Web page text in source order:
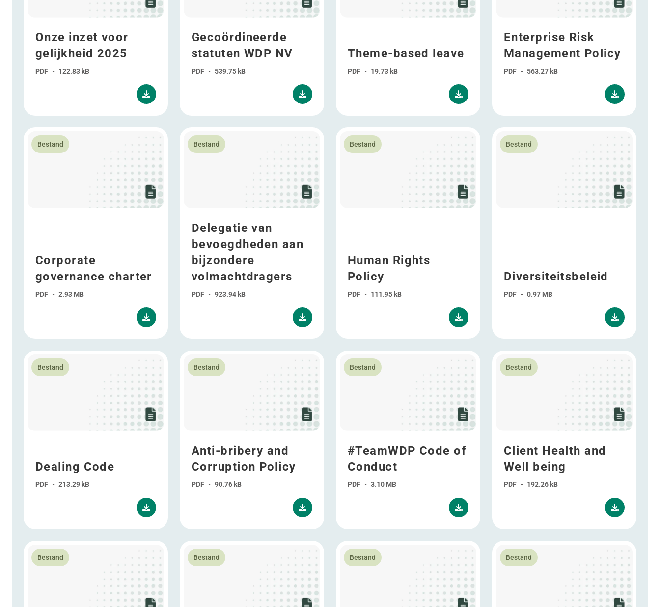
Onze inzet voor
gelijkheid 2025
PDF • 122.83 kB
Gecoördineerde
statuten WDP NV
PDF • 539.75 kB
Theme-based leave
PDF • 19.73 kB
Enterprise Risk
Management Policy
PDF • 563.27 kB
Bestand
Corporate
governance charter
PDF • 2.93 MB
Lees meer over Corporate governance charter
Bestand
Delegatie van
bevoegdheden aan
bijzondere
volmachtdragers
PDF • 923.94 kB
Lees meer over Delegatie van bevoegdheden aan bijzondere volmachtdragers
Bestand
Human Rights
Policy
PDF • 111.95 kB
Lees meer over Human Rights Policy
Bestand
Diversiteitsbeleid
PDF • 0.97 MB
Lees meer over Diversiteitsbeleid
Bestand
Dealing Code
PDF • 213.29 kB
Lees meer over Dealing Code
Bestand
Anti-bribery and
Corruption Policy
PDF • 90.76 kB
Lees meer over Anti-bribery and Corruption Policy
Bestand
#TeamWDP Code of
Conduct
PDF • 3.10 MB
Lees meer over #TeamWDP Code of Conduct
Bestand
Client Health and
Well being
PDF • 192.26 kB
Lees meer over Client Health and Well being
Bestand
Lees meer over Lidmaatschappen bij assocaties en verenigingen
Bestand
Lees meer over Supplier Code of Conduct
Bestand
Lees meer over Healthy And Safe Statement
Bestand
Lees meer over Grievance Management